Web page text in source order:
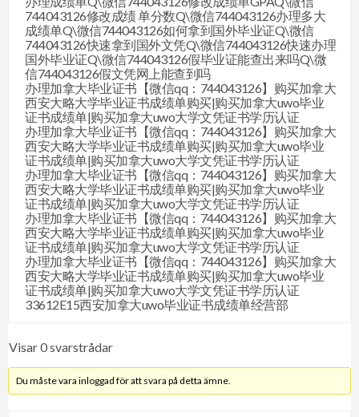
744043126修改成绩 单分数Q\微信744043126办理多大
成绩单Q\微信744043126如何拿到国外毕业证Q\微信
744043126快速拿到国外文凭Q\微信744043126快速办理
国外毕业证Q\微信744043126假毕业证能查出来吗Q\微
信744043126假文凭网上能查到吗
办理加拿大毕业证书【微信qq：744043126】购买加拿大
西安大略大学毕业证书成绩单购买|购买加拿大uwo毕业
证书成绩单|购买加拿大uwo大学文凭证书学历认证
办理加拿大毕业证书【微信qq：744043126】购买加拿大
西安大略大学毕业证书成绩单购买|购买加拿大uwo毕业
证书成绩单|购买加拿大uwo大学文凭证书学历认证
办理加拿大毕业证书【微信qq：744043126】购买加拿大
西安大略大学毕业证书成绩单购买|购买加拿大uwo毕业
证书成绩单|购买加拿大uwo大学文凭证书学历认证
办理加拿大毕业证书【微信qq：744043126】购买加拿大
西安大略大学毕业证书成绩单购买|购买加拿大uwo毕业
证书成绩单|购买加拿大uwo大学文凭证书学历认证
办理加拿大毕业证书【微信qq：744043126】购买加拿大
西安大略大学毕业证书成绩单购买|购买加拿大uwo毕业
证书成绩单|购买加拿大uwo大学文凭证书学历认证
33612E15西安加拿大uwo毕业证书成绩单经营部
Visar 0 svarstrådar
Du måste vara inloggad för att svara på detta ämne.